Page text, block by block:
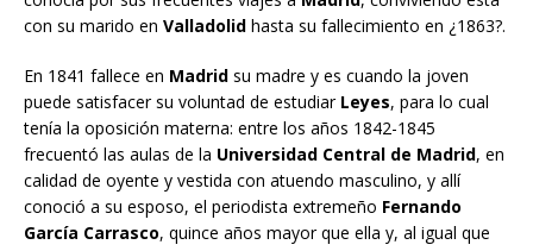
con su marido en Valladolid hasta su fallecimiento en ¿1863?.
En 1841 fallece en Madrid su madre y es cuando la joven
puede satisfacer su voluntad de estudiar Leyes, para lo cual
tenía la oposición materna: entre los años 1842-1845
frecuentó las aulas de la Universidad Central de Madrid, en
calidad de oyente y vestida con atuendo masculino, y allí
conoció a su esposo, el periodista extremeño Fernando
García Carrasco, quince años mayor que ella y, al igual que